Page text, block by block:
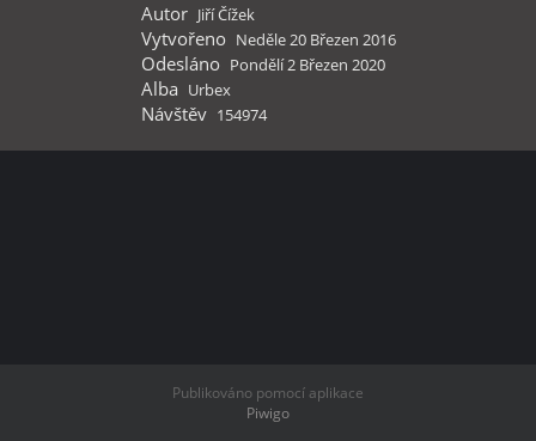
Autor Jiří Čížek
Vytvořeno Neděle 20 Březen 2016
Odesláno Pondělí 2 Březen 2020
Alba Urbex
Návštěv 154974
Publikováno pomocí aplikace
Piwigo